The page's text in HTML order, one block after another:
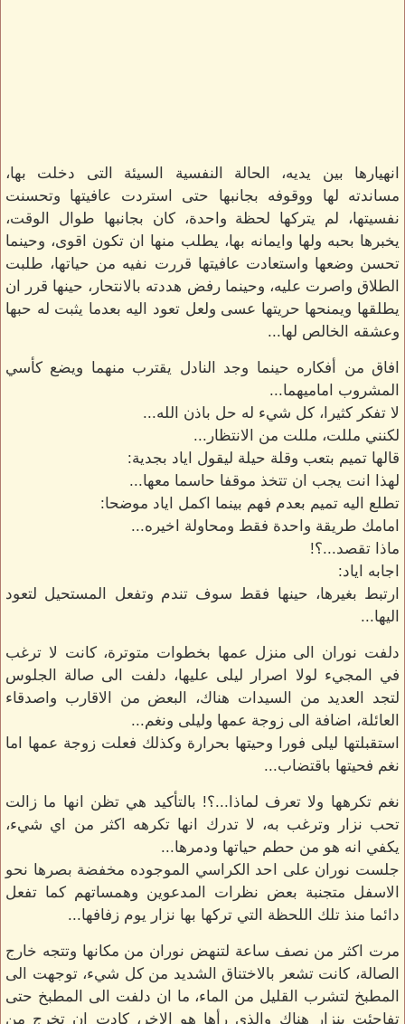
انهيارها بين يديه، الحالة النفسية السيئة التى دخلت بها،
مساندته لها ووقوفه بجانبها حتى استردت عافيتها وتحسنت
نفسيتها، لم يتركها لحظة واحدة، كان بجانبها طوال الوقت،
يخبرها بحبه ولها وايمانه بها، يطلب منها ان تكون اقوى، وحينما
تحسن وضعها واستعادت عافيتها قررت نفيه من حياتها، طلبت
الطلاق واصرت عليه، وحينما رفض هددته بالانتحار، حينها قرر ان
يطلقها ويمنحها حريتها عسى ولعل تعود اليه بعدما يثبت له حبها
وعشقه الخالص لها...
افاق من أفكاره حينما وجد النادل يقترب منهما ويضع كأسي
المشروب اماميهما...
لا تفكر كثيرا، كل شيء له حل باذن الله...
لكنني مللت، مللت من الانتظار...
قالها تميم بتعب وقلة حيلة ليقول اياد بجدية:
لهذا انت يجب ان تتخذ موقفا حاسما معها...
تطلع اليه تميم بعدم فهم بينما اكمل اياد موضحا:
امامك طريقة واحدة فقط ومحاولة اخيره...
ماذا تقصد...؟!
اجابه اياد:
ارتبط بغيرها، حينها فقط سوف تندم وتفعل المستحيل لتعود
اليها...
دلفت نوران الى منزل عمها بخطوات متوترة، كانت لا ترغب
في المجيء لولا اصرار ليلى عليها، دلفت الى صالة الجلوس
لتجد العديد من السيدات هناك، البعض من الاقارب واصدقاء
العائلة، اضافة الى زوجة عمها وليلى ونغم...
استقبلتها ليلى فورا وحيتها بحرارة وكذلك فعلت زوجة عمها اما
نغم فحيتها باقتضاب...
نغم تكرهها ولا تعرف لماذا...؟! بالتأكيد هي تظن انها ما زالت
تحب نزار وترغب به، لا تدرك انها تكرهه اكثر من اي شيء،
يكفي انه هو من حطم حياتها ودمرها...
جلست نوران على احد الكراسي الموجوده مخفضة بصرها نحو
الاسفل متجنبة بعض نظرات المدعوين وهمساتهم كما تفعل
دائما منذ تلك اللحظة التي تركها بها نزار يوم زفافها...
مرت اكثر من نصف ساعة لتنهض نوران من مكانها وتتجه خارج
الصالة، كانت تشعر بالاختناق الشديد من كل شيء، توجهت الى
المطبخ لتشرب القليل من الماء، ما ان دلفت الى المطبخ حتى
تفاجئت بنزار هناك والذي رأها هو الاخر، كادت ان تخرج من